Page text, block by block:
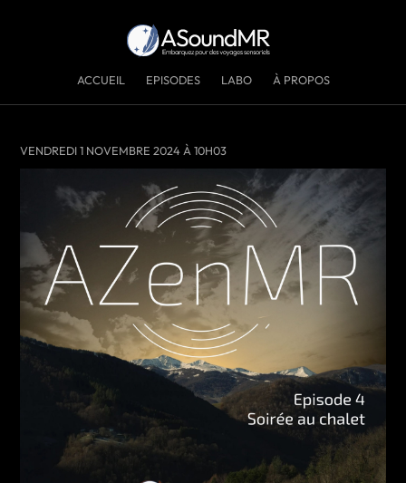
ACCUEIL EPISODES LABO À PROPOS
VENDREDI 1 NOVEMBRE 2024 À 10H03